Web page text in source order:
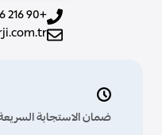
+90 216 766 54 83
ضمان الاستجابة